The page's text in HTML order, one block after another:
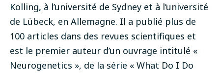
Kolling, à l’université de Sydney et à l’université
de Lübeck, en Allemagne. Il a publié plus de
100 articles dans des revues scientifiques et
est le premier auteur d’un ouvrage intitulé «
Neurogenetics », de la série « What Do I Do